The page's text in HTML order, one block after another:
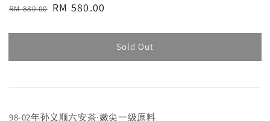
Regular
RM 880.00 Sale
RM 580.00
Sold Out
98-02年孙义顺六安茶·嫩尖一级原料